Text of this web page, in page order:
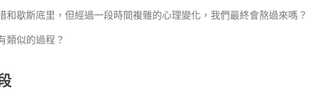
歇斯底里，但經過一段時間複雜的心理變化，我們最終會熬過來嗎？
類似的過程？